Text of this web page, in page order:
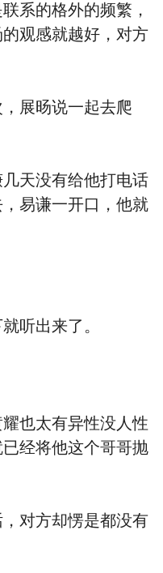
系的格外的频繁，
观感就越好，对方
展旸说一起去爬
天没有给他打电话
易谦一开口，他就
听出来了。
也太有异性没人性
经将他这个哥哥抛
对方却愣是都没有